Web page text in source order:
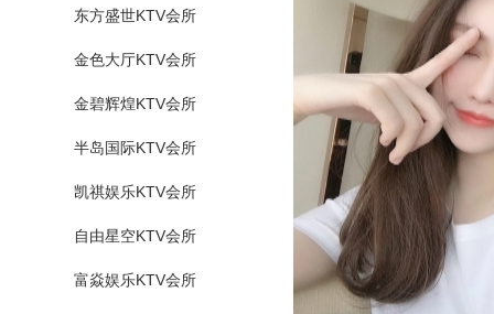
东方盛世KTV会所
金色大厅KTV会所
金碧辉煌KTV会所
半岛国际KTV会所
凯祺娱乐KTV会所
自由星空KTV会所
富焱娱乐KTV会所